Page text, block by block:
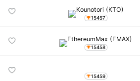
15457
15458
15459